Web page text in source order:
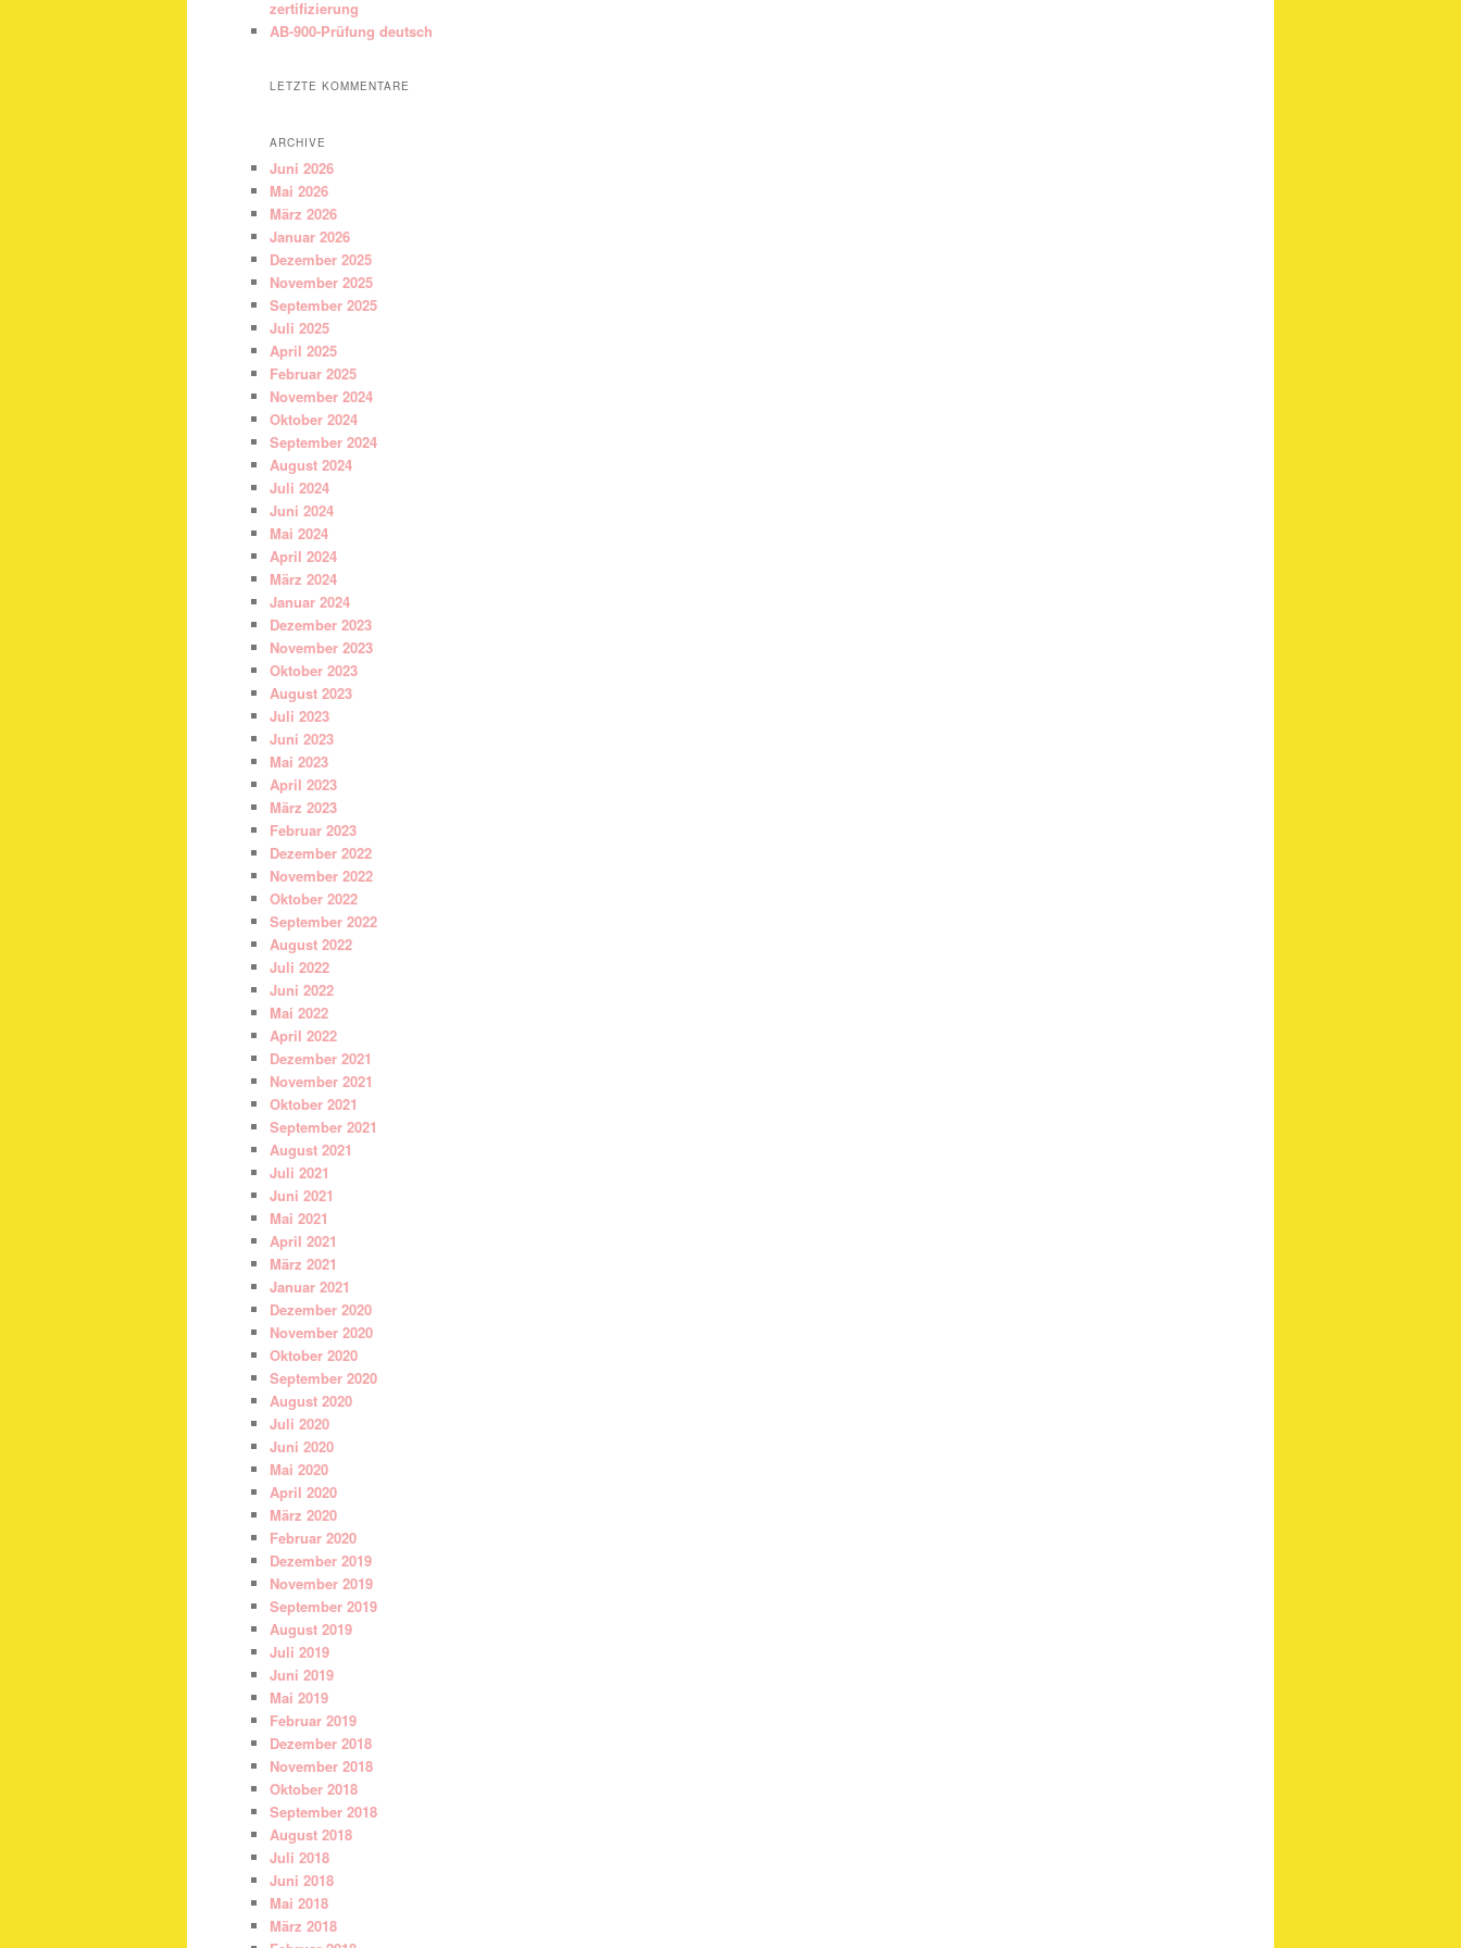
zertifizierung
AB-900-Prüfung deutsch
LETZTE KOMMENTARE
ARCHIVE
Juni 2026
Mai 2026
März 2026
Januar 2026
Dezember 2025
November 2025
September 2025
Juli 2025
April 2025
Februar 2025
November 2024
Oktober 2024
September 2024
August 2024
Juli 2024
Juni 2024
Mai 2024
April 2024
März 2024
Januar 2024
Dezember 2023
November 2023
Oktober 2023
August 2023
Juli 2023
Juni 2023
Mai 2023
April 2023
März 2023
Februar 2023
Dezember 2022
November 2022
Oktober 2022
September 2022
August 2022
Juli 2022
Juni 2022
Mai 2022
April 2022
Dezember 2021
November 2021
Oktober 2021
September 2021
August 2021
Juli 2021
Juni 2021
Mai 2021
April 2021
März 2021
Januar 2021
Dezember 2020
November 2020
Oktober 2020
September 2020
August 2020
Juli 2020
Juni 2020
Mai 2020
April 2020
März 2020
Februar 2020
Dezember 2019
November 2019
September 2019
August 2019
Juli 2019
Juni 2019
Mai 2019
Februar 2019
Dezember 2018
November 2018
Oktober 2018
September 2018
August 2018
Juli 2018
Juni 2018
Mai 2018
März 2018